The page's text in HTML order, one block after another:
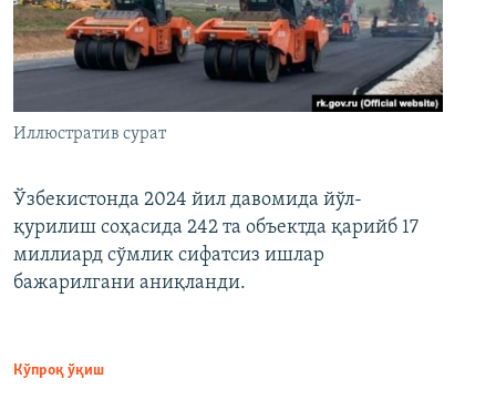
Иллюстратив сурат
Ўзбекистонда 2024 йил давомида йўл-
қурилиш соҳасида 242 та объектда қарийб 17
миллиард сўмлик сифатсиз ишлар
бажарилгани аниқланди.
Кўпроқ ўқиш